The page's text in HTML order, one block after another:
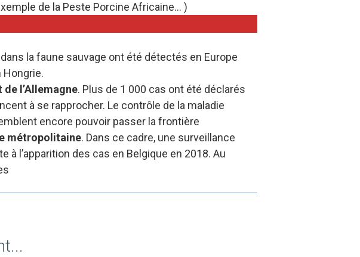
de la Peste Porcine Africaine… )
la faune sauvage ont été détectés en Europe
Hongrie.
l’Allemagne. Plus de 1 000 cas ont été déclarés
à se rapprocher. Le contrôle de la maladie
encore pouvoir passer la frontière
métropolitaine. Dans ce cadre, une surveillance
l’apparition des cas en Belgique en 2018. Au